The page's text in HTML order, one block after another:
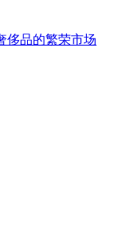
侈品的繁荣市场